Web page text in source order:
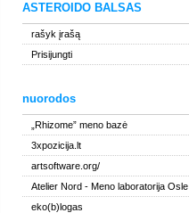
ASTEROIDO BALSAS
rašyk įrašą
Prisijungti
nuorodos
„Rhizome” meno bazė
3xpozicija.lt
artsoftware.org/
Atelier Nord - Meno laboratorija Osle
eko(b)logas